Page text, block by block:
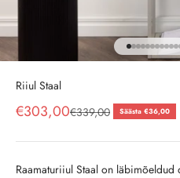
Ava toode 1
Ava
Ava
Ava
Ava
Ava
Ava
Ava
Riiul Staal
Soodushind
€303,00Tavahind
€339,00 Säästa €36,00
Raamaturiiul Staal on